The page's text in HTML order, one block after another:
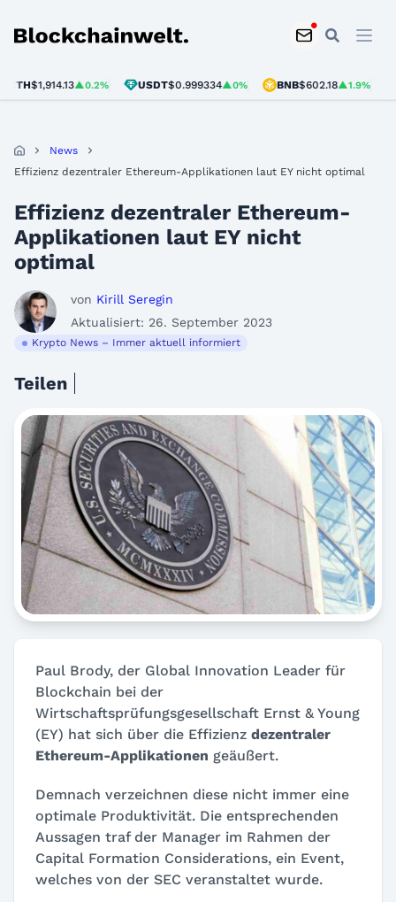
Blockchainwelt
$1,914.13▲0.2% USDT$0.999334▲0% BNB$602.18▲1.9%
News
Effizienz dezentraler Ethereum-Applikationen laut EY nicht optimal
Effizienz dezentraler Ethereum-
Applikationen laut EY nicht
optimal
von Kirill Seregin
Aktualisiert: 26. September 2023
Krypto News – Immer aktuell informiert
Teilen
Paul Brody, der Global Innovation Leader für
Blockchain bei der
Wirtschaftsprüfungsgesellschaft Ernst & Young
(EY) hat sich über die Effizienz dezentraler
Ethereum-Applikationen geäußert.
Demnach verzeichnen diese nicht immer eine
optimale Produktivität. Die entsprechenden
Aussagen traf der Manager im Rahmen der
Capital Formation Considerations, ein Event,
welches von der SEC veranstaltet wurde.